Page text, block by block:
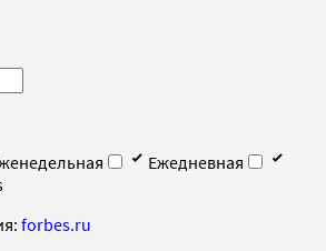
Ежедневная
forbes.ru